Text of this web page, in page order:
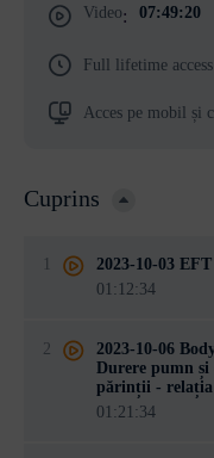
Video: 07:49:20
Full lifetime access
Acces pe mobil și
Cuprins
2023-10-03
01:12:34
2
2023-10-06
Durere pumn și
părinții - relația
01:21:34